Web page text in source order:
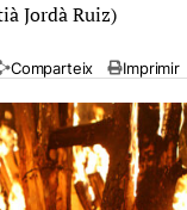
Jordà Ruiz)
Comparteix Imprimir